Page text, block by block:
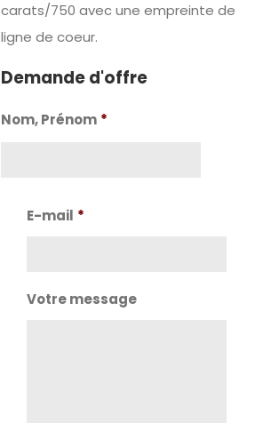
carats/750 avec une empreinte de
ligne de coeur.
Demande d'offre
Nom, Prénom *
E-mail *
Votre message